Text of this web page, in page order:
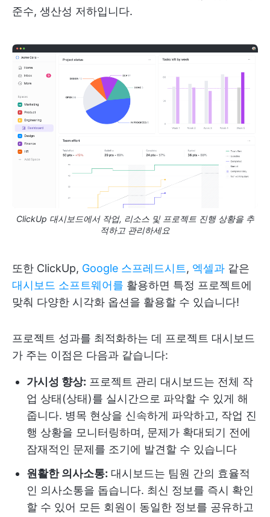
준수, 생산성 저하입니다.
ClickUp 대시보드에서 작업, 리소스 및 프로젝트 진행 상황을 추
적하고 관리하세요
또한 ClickUp, Google 스프레드시트, 엑셀과 같은
대시보드 소프트웨어를 활용하면 특정 프로젝트에
맞춰 다양한 시각화 옵션을 활용할 수 있습니다!
프로젝트 성과를 최적화하는 데 프로젝트 대시보드
가 주는 이점은 다음과 같습니다:
가시성 향상: 프로젝트 관리 대시보드는 전체 작
업 상태(상태)를 실시간으로 파악할 수 있게 해
줍니다. 병목 현상을 신속하게 파악하고, 작업 진
행 상황을 모니터링하며, 문제가 확대되기 전에
잠재적인 문제를 조기에 발견할 수 있습니다
원활한 의사소통: 대시보드는 팀원 간의 효율적
인 의사소통을 돕습니다. 최신 정보를 즉시 확인
할 수 있어 모든 회원이 동일한 정보를 공유하고